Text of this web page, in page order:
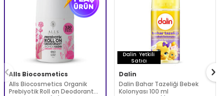
Alls Biocosmetics
Alls Biocosmetics Organik
Prebiyotik Roll on Deodorant
Dalin Yetkili
Satıcı
Dalin
Dalin Bahar Tazeliği Bebek
Kolonyası 100 ml